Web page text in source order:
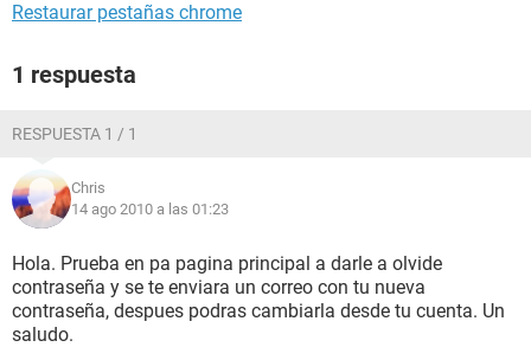
Restaurar pestañas chrome
1 respuesta
RESPUESTA 1 / 1
Chris
14 ago 2010 a las 01:23
Hola. Prueba en pa pagina principal a darle a olvide
contraseña y se te enviara un correo con tu nueva
contraseña, despues podras cambiarla desde tu cuenta. Un
saludo.